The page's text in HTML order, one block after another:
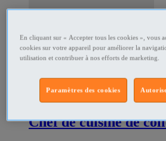
Chef de cuisine de
En cliquant sur « Accepter tous les cookies », vous
cookies sur votre appareil pour améliorer la
utilisation et contribuer à nos efforts de marketing.
Paramètres des cookies